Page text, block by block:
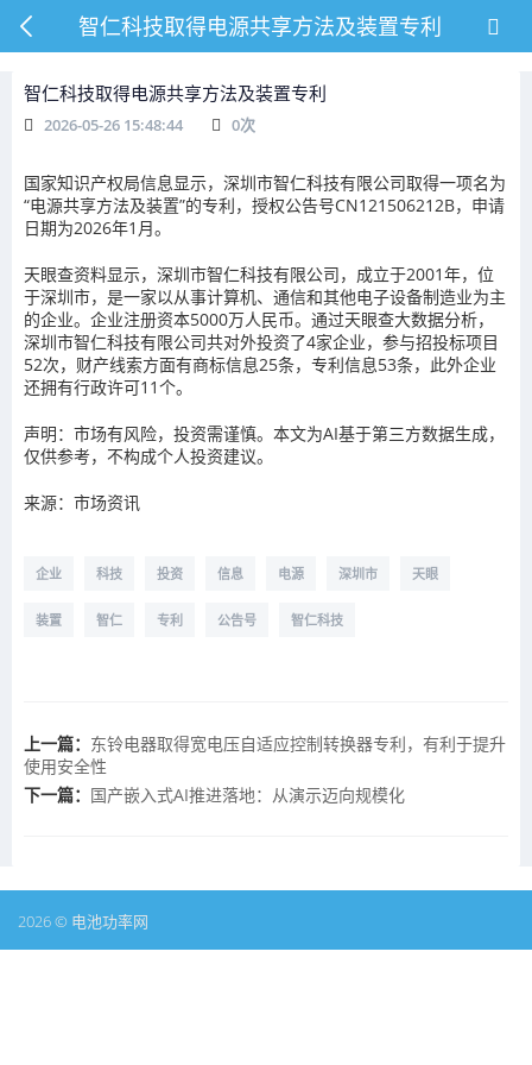
智仁科技取得电源共享方法及装置专利
智仁科技取得电源共享方法及装置专利
2026-05-26 15:48:44 0次
国家知识产权局信息显示，深圳市智仁科技有限公司取得一项名为
“电源共享方法及装置”的专利，授权公告号CN121506212B，申请
日期为2026年1月。
天眼查资料显示，深圳市智仁科技有限公司，成立于2001年，位
于深圳市，是一家以从事计算机、通信和其他电子设备制造业为主
的企业。企业注册资本5000万人民币。通过天眼查大数据分析，
深圳市智仁科技有限公司共对外投资了4家企业，参与招投标项目
52次，财产线索方面有商标信息25条，专利信息53条，此外企业
还拥有行政许可11个。
声明：市场有风险，投资需谨慎。本文为AI基于第三方数据生成，
仅供参考，不构成个人投资建议。
来源：市场资讯
企业 科技 投资 信息 电源 深圳市 天眼
装置 智仁 专利 公告号 智仁科技
上一篇： 东铃电器取得宽电压自适应控制转换器专利，有利于提升
使用安全性
下一篇： 国产嵌入式AI推进落地：从演示迈向规模化
2026 © 电池功率网